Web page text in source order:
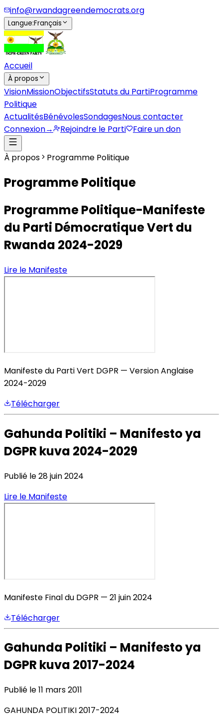
info@rwandagreendemocrats.org
Langue:Français
Accueil
À propos
VisionMissionObjectifsStatuts du PartiProgramme
Politique
ActualitésBénévolesSondagesNous contacter
Connexion→ Rejoindre le Parti Faire un don
À propos Programme Politique
Programme Politique
Programme Politique-Manifeste
du Parti Démocratique Vert du
Rwanda 2024-2029
Lire le Manifeste
Manifeste du Parti Vert DGPR — Version Anglaise
2024-2029
Télécharger
Gahunda Politiki – Manifesto ya
DGPR kuva 2024-2029
Publié le 28 juin 2024
Lire le Manifeste
Manifeste Final du DGPR — 21 juin 2024
Télécharger
Gahunda Politiki – Manifesto ya
DGPR kuva 2017-2024
Publié le 11 mars 2011
GAHUNDA POLITIKI 2017-2024